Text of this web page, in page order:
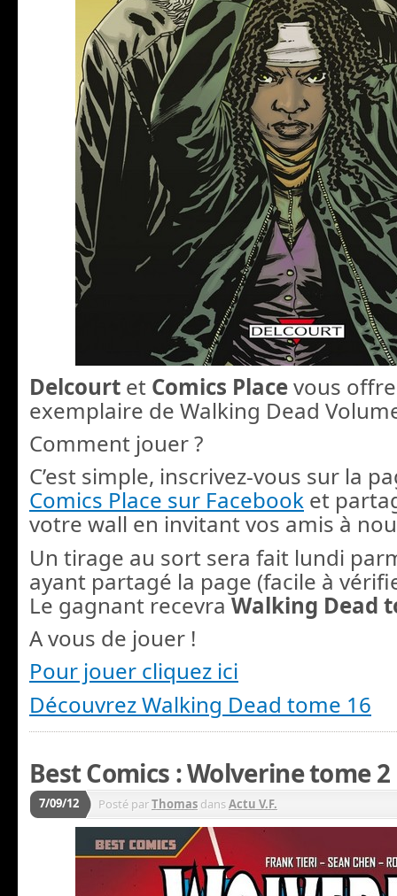
Delcourt et Comics Placevous
exemplaire de Walking Dead
Comment jouer ?
C’est simple, inscrivez-vous sur la
Comics Place sur Facebook et
votre wall en invitant vos amis à
Un tirage au sort sera fait lundi
ayant partagé la page (facile à
Le gagnant recevraWalking Dead
A vous de jouer !
Pour jouer cliquez ici
Découvrez Walking Dead tome 16
Best Comics : Wolverine tome 2
7/09/12 Posté parThomas dansActu V.F.